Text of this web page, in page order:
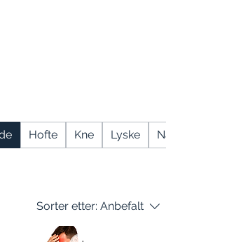
Hofte Kne Lyske Nakke
Sorter etter: Anbefalt